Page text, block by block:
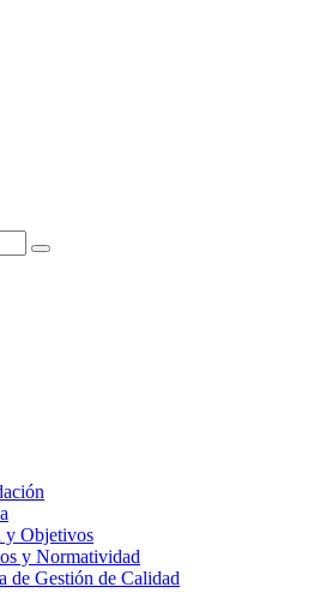
y Objetivos
y Normatividad
de Gestión de Calidad